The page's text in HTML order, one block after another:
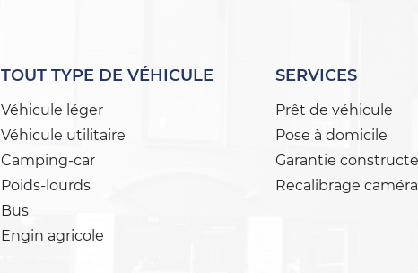
TOUT TYPE DE VÉHICULE
Véhicule léger
Véhicule utilitaire
Camping-car
Poids-lourds
Bus
Engin agricole
SERVICES
Prêt de véhicule
Pose à domicile
Garantie
Recalibrage